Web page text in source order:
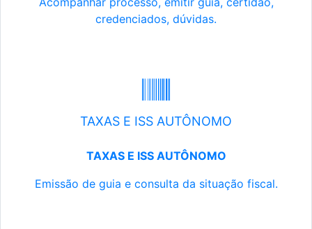
credenciados, dúvidas.
TAXAS E ISS AUTÔNOMO
TAXAS E ISS AUTÔNOMO
Emissão de guia e consulta da situação fiscal.